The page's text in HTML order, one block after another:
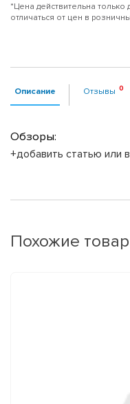
*Цена действительна
отличаться от цен в
Описание Отзывы
Обзоры:
+добавить статью или
Похожие